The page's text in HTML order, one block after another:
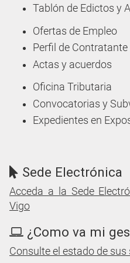
Tablón de Edictos y
Ofertas de Empleo
Perfil de Contratante
Actas y acuerdos
Oficina Tributaria
Convocatorias y
Expedientes en
Sede Electrónica
Acceda a la Sede
Vigo
¿Como va mi
Consulte el estado de